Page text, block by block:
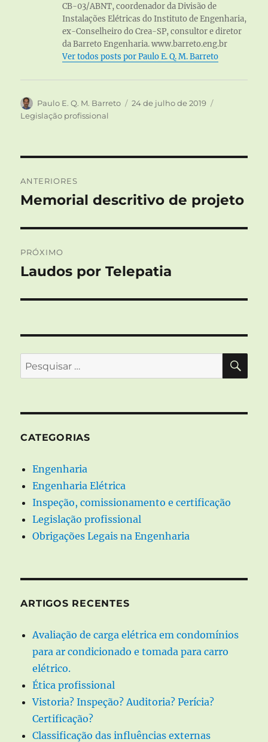
CB-03/ABNT, coordenador da Divisão de
Instalações Elétricas do Instituto de Engenharia,
ex-Conselheiro do Crea-SP, consultor e diretor
da Barreto Engenharia. www.barreto.eng.br
Ver todos posts por Paulo E. Q. M. Barreto
Autor
Paulo E. Q. M. Barreto
Publicado
24 de julho de 2019
Legislação profissional
de
ANTERIORES
Post
Memorial descritivo de projeto
PRÓXIMO
Próximo
Laudos por Telepatia
Pesquisar
por:
CATEGORIAS
Engenharia
Engenharia Elétrica
Inspeção, comissionamento e certificação
Legislação profissional
Obrigações Legais na Engenharia
ARTIGOS RECENTES
Avaliação de carga elétrica em condomínios
para ar condicionado e tomada para carro
elétrico.
Ética profissional
Vistoria? Inspeção? Auditoria? Perícia?
Certificação?
Classificação das influências externas